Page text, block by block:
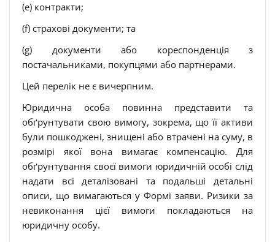
(e) контракти;
(f) страхові документи; та
(g) документи або кореспонденція з
постачальниками, покупцями або партнерами.
Цей перелік не є вичерпним.
Юридична особа повинна представити та
обґрунтувати свою вимогу, зокрема, що її активи
були пошкоджені, знищені або втрачені на суму, в
розмірі якої вона вимагає компенсацію. Для
обґрунтування своєї вимоги юридичній особі слід
надати всі деталізовані та подальші детальні
описи, що вимагаються у Формі заяви. Ризики за
невиконання цієї вимоги покладаються на
юридичну особу.